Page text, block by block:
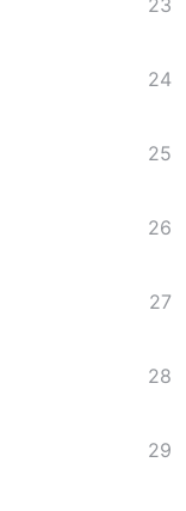
23
24
25
26
27
28
29